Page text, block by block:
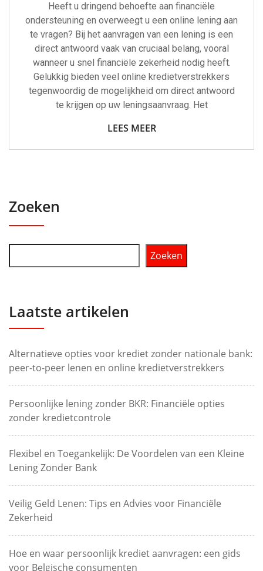
Heeft u dringend behoefte aan financiële
ondersteuning en overweegt u een online lening aan
te vragen? Bij het aanvragen van een lening is een
direct antwoord vaak van cruciaal belang, vooral
wanneer u snel financiële zekerheid nodig heeft.
Gelukkig bieden veel online kredietverstrekkers
tegenwoordig de mogelijkheid om direct antwoord
te krijgen op uw leningsaanvraag. Het
LEES MEER
Zoeken
Zoeken
Laatste artikelen
Alternatieve opties voor krediet zonder nationale bank:
peer-to-peer lenen en online kredietverstrekkers
Persoonlijke lening zonder BKR: Financiële opties
zonder kredietcontrole
Flexibel en Toegankelijk: De Voordelen van een Kleine
Lening Zonder Bank
Veilig Geld Lenen: Tips en Advies voor Financiële
Zekerheid
Hoe en waar persoonlijk krediet aanvragen: een gids
voor Belgische consumenten